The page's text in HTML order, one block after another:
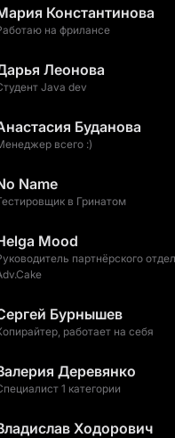
Константинова
на фрилансе
Леонова
Java dev
Буданова
всего :)
Name
в Гринатом
Mood
партнёрского
Бурнышев
работает на себя
Деревянко
1 категории
Ходорович